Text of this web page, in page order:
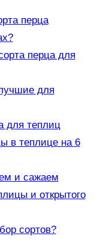
перца
перца для
для
для теплиц
в теплице на 6
и сажаем
и открытого
сортов?